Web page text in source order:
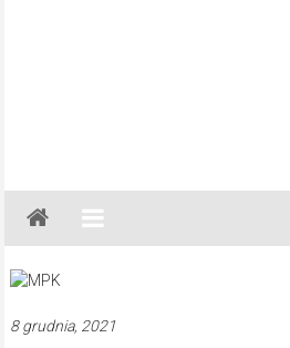
Gazeta
Regionalna
Częstochowa,
Lubliniec,
8 grudnia, 2021